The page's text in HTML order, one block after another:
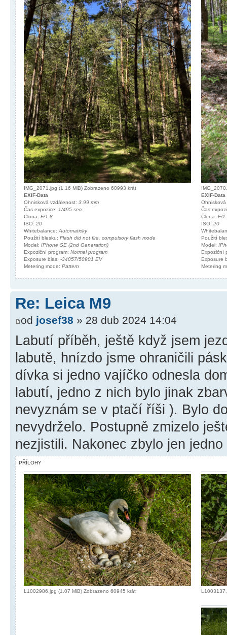
IMG_2071.jpg (1.16 MiB) Zobrazeno 60993 krát
EXIF-Data
Ohnisková vzdálenost: 3.99 mm
Čas expozice: 1/495 sec.
Clona: F/1.8
ISO: 20
Whitebalance: Automaticky
Použití blesku: Flash did not fire, compulsory flash mode
Model: IPhone SE (2nd Generation)
Expoziční program: Normal program
Exposure bias: -34057/50901 EV
Metering mode: Pattern
EXIF-Data
Čas
Clona: F/
ISO: 20
Použití
Model:
Expoziční
Exposure
Metering
Re: Leica M9
od josef38 » 28 dub 2024 14:04
Labutí příběh, ještě když jsem
labutě, hnízdo jsme ohraničili
dívka si jedno vajíčko odnesla
labutí, jedno z nich bylo jinak
nevyznám se v ptačí říši ). Bylo
nevydrželo. Postupně zmizelo
nezjistili. Nakonec zbylo jen
PŘÍLOHY
L1002986.jpg (1.07 MiB) Zobrazeno 60945 krát